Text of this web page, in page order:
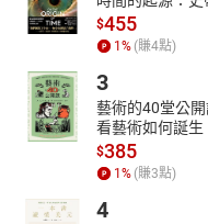
$455
1% (賺4點)
3
藝術的40堂公
看藝術如何誕生
$385
1% (賺3點)
4